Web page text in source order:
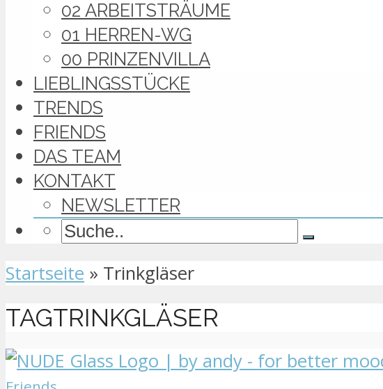
02 ARBEITSTRÄUME
01 HERREN-WG
00 PRINZENVILLA
LIEBLINGSSTÜCKE
TRENDS
FRIENDS
DAS TEAM
KONTAKT
NEWSLETTER
Startseite » Trinkgläser
TAGTRINKGLÄSER